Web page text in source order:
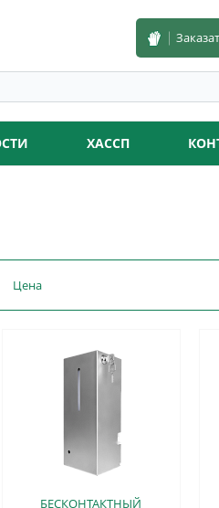
ХАССП
Цена
БЕСКОНТАКТНЫЙ